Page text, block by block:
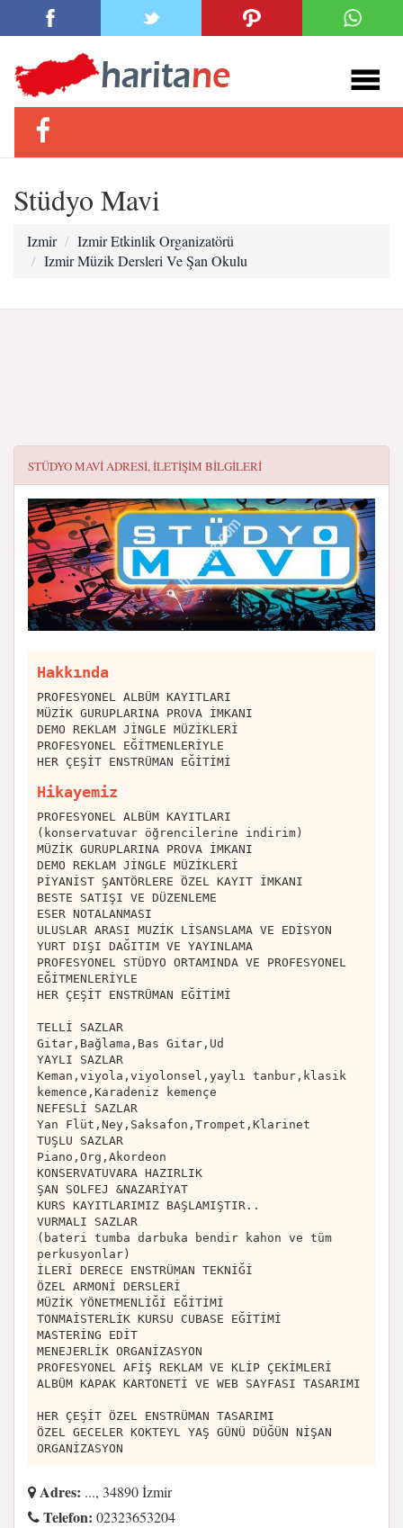
Stüdyo Mavi
Izmir
Izmir Etkinlik Organizatörü
Izmir Müzik Dersleri Ve Şan Okulu
STÜDYO MAVIADRESI, ILETIŞIM BILGILERI
Hakkında
PROFESYONEL ALBÜM KAYITLARI
MÜZİK GURUPLARINA PROVA İMKANI
DEMO REKLAM JİNGLE MÜZİKLERİ
PROFESYONEL EĞİTMENLERİYLE
HER ÇEŞİT ENSTRÜMAN EĞİTİMİ
Hikayemiz
PROFESYONEL ALBÜM KAYITLARI
(konservatuvar öğrencilerine indirim)
MÜZİK GURUPLARINA PROVA İMKANI
DEMO REKLAM JİNGLE MÜZİKLERİ
PİYANİST ŞANTÖRLERE ÖZEL KAYIT İMKANI
BESTE SATIŞI VE DÜZENLEME
ESER NOTALANMASI
ULUSLAR ARASI MUZİK LİSANSLAMA VE EDİSYON
YURT DIŞI DAĞITIM VE YAYINLAMA
PROFESYONEL STÜDYO ORTAMINDA VE PROFESYONEL
EĞİTMENLERİYLE
HER ÇEŞİT ENSTRÜMAN EĞİTİMİ
TELLİ SAZLAR
Gitar,Bağlama,Bas Gitar,Ud
YAYLI SAZLAR
Keman,viyola,viyolonsel,yaylı tanbur,klasik
kemence,Karadeniz kemençe
NEFESLİ SAZLAR
Yan Flüt,Ney,Saksafon,Trompet,Klarinet
TUŞLU SAZLAR
Piano,Org,Akordeon
KONSERVATUVARA HAZIRLIK
ŞAN SOLFEJ &NAZARİYAT
KURS KAYITLARIMIZ BAŞLAMIŞTIR..
VURMALI SAZLAR
(bateri tumba darbuka bendir kahon ve tüm
perkusyonlar)
İLERİ DERECE ENSTRÜMAN TEKNİĞİ
ÖZEL ARMONİ DERSLERİ
MÜZİK YÖNETMENLİĞİ EĞİTİMİ
TONMAİSTERLİK KURSU CUBASE EĞİTİMİ
MASTERİNG EDİT
MENEJERLİK ORGANİZASYON
PROFESYONEL AFİŞ REKLAM VE KLİP ÇEKİMLERİ
ALBÜM KAPAK KARTONETİ VE WEB SAYFASI TASARIMI
HER ÇEŞİT ÖZEL ENSTRÜMAN TASARIMI
ÖZEL GECELER KOKTEYL YAŞ GÜNÜ DÜĞÜN NİŞAN
ORGANİZASYON
Adres: ..., 34890 İzmir
Telefon: 02323653204